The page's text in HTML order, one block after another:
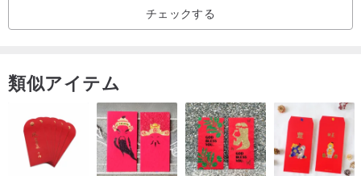
チェックする
類似アイテム